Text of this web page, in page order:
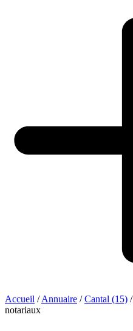
Accueil / Annuaire / Cantal (15) /
notariaux